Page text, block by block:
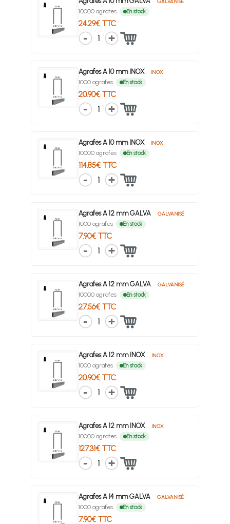
10000 agrafes En stock
24.29€ TTC
1
Agrafes A 10 mm INOX INOX
1000 agrafes En stock
20.90€ TTC
1
Agrafes A 10 mm INOX INOX
10000 agrafes En stock
114.85€ TTC
1
Agrafes A 12 mm GALVA GALVANISÉ
1000 agrafes En stock
7.90€ TTC
1
Agrafes A 12 mm GALVA GALVANISÉ
10000 agrafes En stock
27.56€ TTC
1
Agrafes A 12 mm INOX INOX
1000 agrafes En stock
20.90€ TTC
1
Agrafes A 12 mm INOX INOX
10000 agrafes En stock
127.31€ TTC
1
Agrafes A 14 mm GALVA GALVANISÉ
1000 agrafes En stock
7.90€ TTC